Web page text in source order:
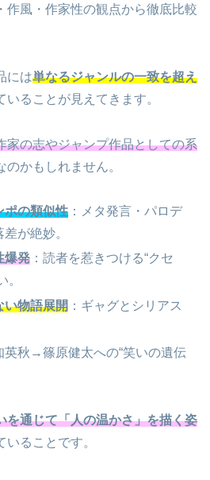
作風・作家性の観点から徹底比較
には単なるジャンルの一致を超え
いることが見えてきます。
家の志やジャンプ作品としての系
かもしれません。
ポの類似性 ：メタ発言・パロデ
が絶妙。
爆発 ：読者を惹きつける“クセ
。
い物語展開 ：ギャグとシリアス
英秋→篠原健太への“笑いの遺伝
を通じて「人の温かさ」を描く姿
ることです。